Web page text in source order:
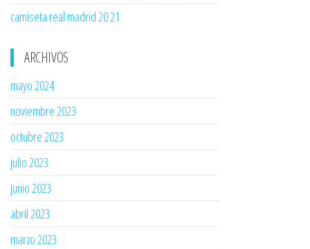
camiseta real madrid 20 21
ARCHIVOS
mayo 2024
noviembre 2023
octubre 2023
julio 2023
junio 2023
abril 2023
marzo 2023